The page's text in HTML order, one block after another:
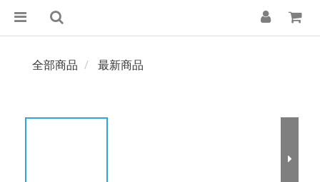
全部商品 最新商品